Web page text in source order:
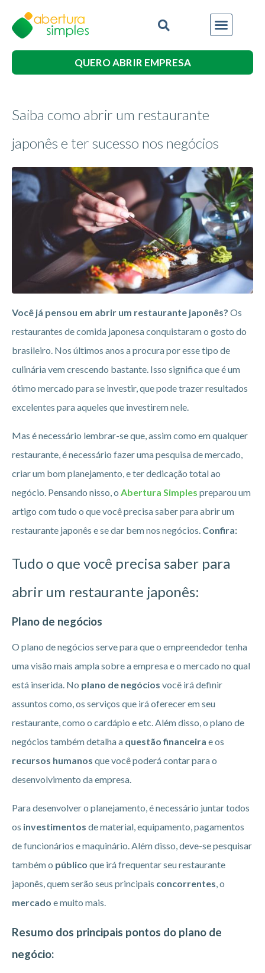
QUERO ABRIR EMPRESA
Saiba como abrir um restaurante
japonês e ter sucesso nos negócios
Você já pensou em abrir um restaurante japonês? Os
restaurantes de comida japonesa conquistaram o gosto do
brasileiro. Nos últimos anos a procura por esse tipo de
culinária vem crescendo bastante. Isso significa que é um
ótimo mercado para se investir, que pode trazer resultados
excelentes para aqueles que investirem nele.
Mas é necessário lembrar-se que, assim como em qualquer
restaurante, é necessário fazer uma pesquisa de mercado,
criar um bom planejamento, e ter dedicação total ao
negócio. Pensando nisso, o Abertura Simples preparou um
artigo com tudo o que você precisa saber para abrir um
restaurante japonês e se dar bem nos negócios. Confira:
Tudo o que você precisa saber para
abrir um restaurante japonês:
Plano de negócios
O plano de negócios serve para que o empreendedor tenha
uma visão mais ampla sobre a empresa e o mercado no qual
está inserida. No plano de negócios você irá definir
assuntos como, os serviços que irá oferecer em seu
restaurante, como o cardápio e etc. Além disso, o plano de
negócios também detalha a questão financeira e os
recursos humanos que você poderá contar para o
desenvolvimento da empresa.
Para desenvolver o planejamento, é necessário juntar todos
os investimentos de material, equipamento, pagamentos
de funcionários e maquinário. Além disso, deve-se pesquisar
também o público que irá frequentar seu restaurante
japonês, quem serão seus principais concorrentes, o
mercado e muito mais.
Resumo dos principais pontos do plano de
negócio: